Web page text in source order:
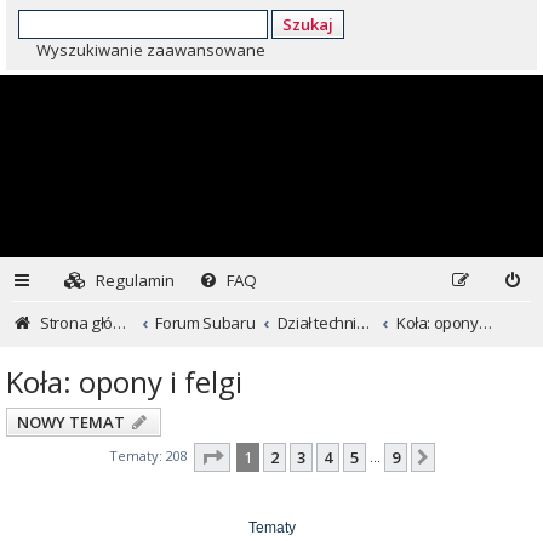
Szukaj
Wyszukiwanie zaawansowane
Regulamin
FAQ
Strona główna
Forum Subaru Dział techniczny ...czyli dla kochających inaczej Koła: opony i felgi
Koła: opony i felgi
NOWY TEMAT
Tematy: 208 Strona z9
1 2 3 4 5 … 9
Tematy